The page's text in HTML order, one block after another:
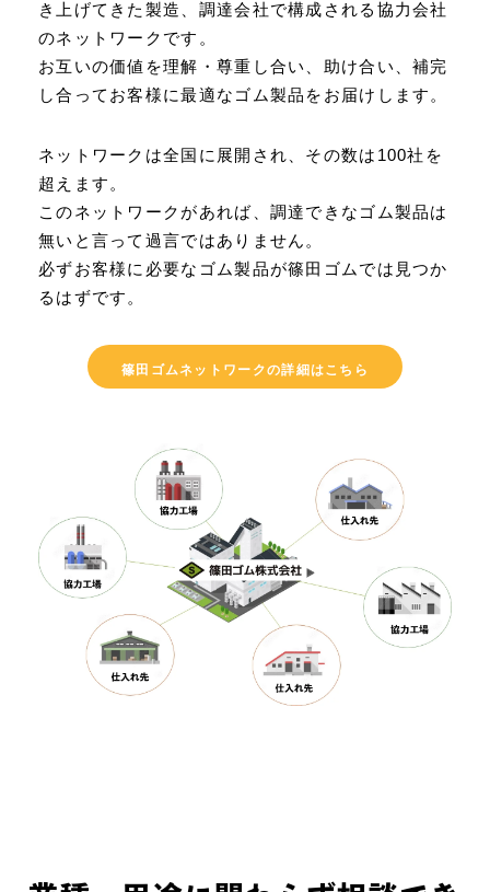
き上げてきた製造、調達会社で構成される協力会社
のネットワークです。
お互いの価値を理解・尊重し合い、助け合い、補完
し合ってお客様に最適なゴム製品をお届けします。
ネットワークは全国に展開され、その数は100社を
超えます。
このネットワークがあれば、調達できなゴム製品は
無いと言って過言ではありません。
必ずお客様に必要なゴム製品が篠田ゴムでは見つか
るはずです。
篠田ゴムネットワークの詳細はこちら